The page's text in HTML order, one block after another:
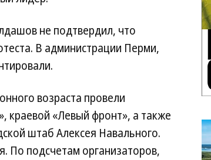
не подтвердил, что
В администрации Перми,
возраста провели
краевой «Левый фронт», а также
штаб Алексея Навального.
По подсчетам организаторов,